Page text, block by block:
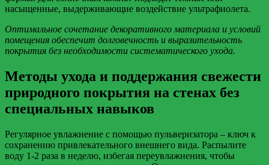
насыщенные, выдерживающие воздействие ультрафиолета.
Оптимальное сочетание декоративного материала и условий
помещения обеспечит долговечность и выразительность
покрытия без необходимости систематического ухода.
Методы ухода и поддержания свежести
природного покрытия на стенах без
специальных навыков
Регулярное увлажнение с помощью пульверизатора – ключ к
сохранению привлекательного внешнего вида. Распылите
воду 1-2 раза в неделю, избегая переувлажнения, чтобы